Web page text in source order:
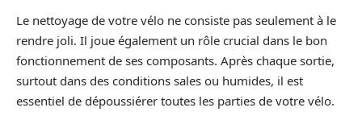
Le nettoyage de votre vélo ne consiste pas seulement à le
rendre joli. Il joue également un rôle crucial dans le bon
fonctionnement de ses composants. Après chaque sortie,
surtout dans des conditions sales ou humides, il est
essentiel de dépoussiérer toutes les parties de votre vélo.